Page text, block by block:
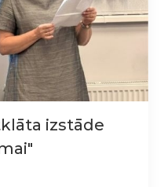
izstāde